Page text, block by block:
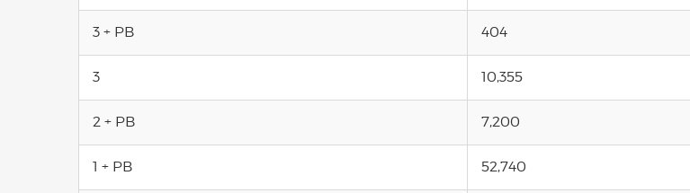
3 + PB 404
3 10,355
2 + PB 7,200
1 + PB 52,740